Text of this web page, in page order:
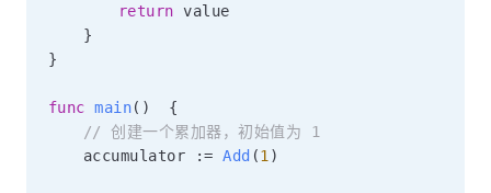
return value
}
}
func main( )
{
// 创建一个累加器，初始值为 1
	accumulator
:= Add (1 )